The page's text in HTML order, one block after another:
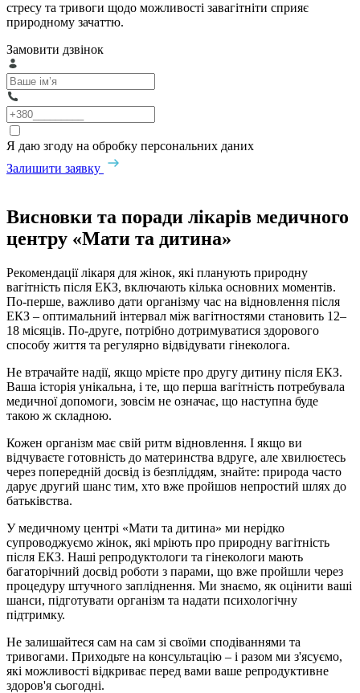
стресу та тривоги щодо можливості завагітніти сприяє
природному зачаттю.
Замовити дзвінок
Я даю згоду на обробку персональних даних
Залишити заявку
Висновки та поради лікарів медичного
центру «Мати та дитина»
Рекомендації лікаря для жінок, які планують природну
вагітність після ЕКЗ, включають кілька основних моментів.
По-перше, важливо дати організму час на відновлення після
ЕКЗ – оптимальний інтервал між вагітностями становить 12–
18 місяців. По-друге, потрібно дотримуватися здорового
способу життя та регулярно відвідувати гінеколога.
Не втрачайте надії, якщо мрієте про другу дитину після ЕКЗ.
Ваша історія унікальна, і те, що перша вагітність потребувала
медичної допомоги, зовсім не означає, що наступна буде
такою ж складною.
Кожен організм має свій ритм відновлення. І якщо ви
відчуваєте готовність до материнства вдруге, але хвилюєтесь
через попередній досвід із безпліддям, знайте: природа часто
дарує другий шанс тим, хто вже пройшов непростий шлях до
батьківства.
У медичному центрі «Мати та дитина» ми нерідко
супроводжуємо жінок, які мріють про природну вагітність
після ЕКЗ. Наші репродуктологи та гінекологи мають
багаторічний досвід роботи з парами, що вже пройшли через
процедуру штучного запліднення. Ми знаємо, як оцінити ваші
шанси, підготувати організм та надати психологічну
підтримку.
Не залишайтеся сам на сам зі своїми сподіваннями та
тривогами. Приходьте на консультацію – і разом ми з'ясуємо,
які можливості відкриває перед вами ваше репродуктивне
здоров'я сьогодні.